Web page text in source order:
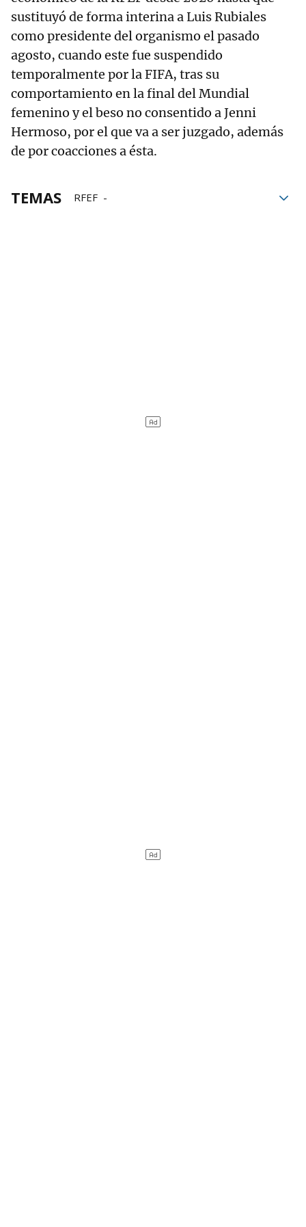
sustituyó de forma interina a Luis Rubiales
como presidente del organismo el pasado
agosto, cuando este fue suspendido
temporalmente por la FIFA, tras su
comportamiento en la final del Mundial
femenino y el beso no consentido a Jenni
Hermoso, por el que va a ser juzgado, además
de por coacciones a ésta.
TEMAS
RFEF